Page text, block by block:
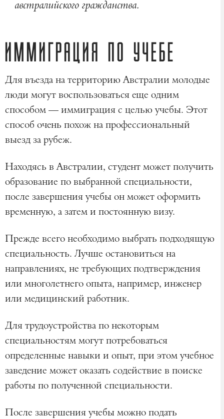
австралийского гражданства.
ИММИГРАЦИЯ ПО УЧЕБЕ
Для въезда на территорию Австралии молодые
люди могут воспользоваться еще одним
способом — иммиграция с целью учебы. Этот
способ очень похож на профессиональный
выезд за рубеж.
Находясь в Австралии, студент может получить
образование по выбранной специальности,
после завершения учебы он может оформить
временную, а затем и постоянную визу.
Прежде всего необходимо выбрать подходящую
специальность. Лучше остановиться на
направлениях, не требующих подтверждения
или многолетнего опыта, например, инженер
или медицинский работник.
Для трудоустройства по некоторым
специальностям могут потребоваться
определенные навыки и опыт, при этом учебное
заведение может оказать содействие в поиске
работы по полученной специальности.
После завершения учебы можно подать